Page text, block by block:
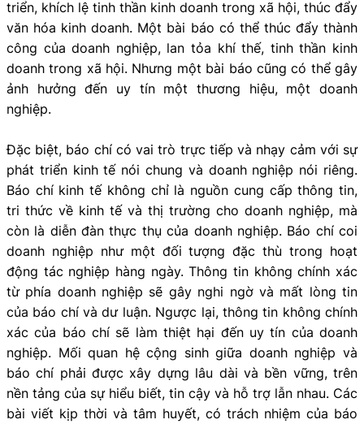
triển, khích lệ tinh thần kinh doanh trong xã hội, thúc đẩy
văn hóa kinh doanh. Một bài báo có thể thúc đẩy thành
công của doanh nghiệp, lan tỏa khí thế, tinh thần kinh
doanh trong xã hội. Nhưng một bài báo cũng có thể gây
ảnh hưởng đến uy tín một thương hiệu, một doanh
nghiệp.
Đặc biệt, báo chí có vai trò trực tiếp và nhạy cảm với sự
phát triển kinh tế nói chung và doanh nghiệp nói riêng.
Báo chí kinh tế không chỉ là nguồn cung cấp thông tin,
tri thức về kinh tế và thị trường cho doanh nghiệp, mà
còn là diễn đàn thực thụ của doanh nghiệp. Báo chí coi
doanh nghiệp như một đối tượng đặc thù trong hoạt
động tác nghiệp hàng ngày. Thông tin không chính xác
từ phía doanh nghiệp sẽ gây nghi ngờ và mất lòng tin
của báo chí và dư luận. Ngược lại, thông tin không chính
xác của báo chí sẽ làm thiệt hại đến uy tín của doanh
nghiệp. Mối quan hệ cộng sinh giữa doanh nghiệp và
báo chí phải được xây dựng lâu dài và bền vững, trên
nền tảng của sự hiểu biết, tin cậy và hỗ trợ lẫn nhau. Các
bài viết kịp thời và tâm huyết, có trách nhiệm của báo